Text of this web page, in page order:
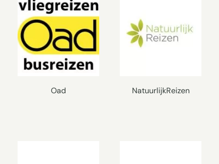
Oad NatuurlijkReizen